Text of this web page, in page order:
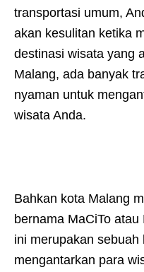
transportasi umum,
akan kesulitan ketika
destinasi wisata yang
Malang, ada banyak
nyaman untuk
wisata Anda.
Bahkan kota Malang
bernama MaCiTo atau
ini merupakan
mengantarkan para